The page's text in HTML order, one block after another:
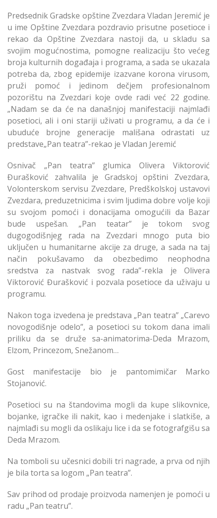
Predsednik Gradske opštine Zvezdara Vladan Jeremić je
u ime Opštine Zvezdara pozdravio prisutne posetioce i
rekao da Opštine Zvezdara nastoji da, u skladu sa
svojim mogućnostima, pomogne realizaciju što većeg
broja kulturnih događaja i programa, a sada se ukazala
potreba da, zbog epidemije izazvane korona virusom,
pruži pomoć i jedinom dečjem profesionalnom
pozorištu na Zvezdari koje ovde radi već 22 godine.
„Nadam se da će na današnjoj manifestaciji najmlađi
posetioci, ali i oni stariji uživati u programu, a da će i
ubuduće brojne generacije mališana odrastati uz
predstave„Pan teatra”-rekao je Vladan Jeremić
Osnivač „Pan teatra” glumica Olivera Viktorović
Đurašković zahvalila je Gradskoj opštini Zvezdara,
Volonterskom servisu Zvezdare, Predškolskoj ustavovi
Zvezdara, preduzetnicima i svim ljudima dobre volje koji
su svojom pomoći i donacijama omogućili da Bazar
bude uspešan. „Pan teatar” je tokom svog
dugogodišnjeg rada na Zvezdari mnogo puta bio
uključen u humanitarne akcije za druge, a sada na taj
način pokušavamo da obezbedimo neophodna
sredstva za nastvak svog rada”-rekla je Olivera
Viktorović Đurašković i pozvala posetioce da uživaju u
programu.
Nakon toga izvedena je predstava „Pan teatra” „Carevo
novogodišnje odelo”, a posetioci su tokom dana imali
priliku da se druže sa-animatorima-Deda Mrazom,
Elzom, Princezom, Snežanom…
Gost manifestacije bio je pantomimičar Marko
Stojanović.
Posetioci su na štandovima mogli da kupe slikovnice,
bojanke, igračke ili nakit, kao i medenjake i slatkiše, a
najmlađi su mogli da oslikaju lice i da se fotografgišu sa
Deda Mrazom.
Na tomboli su učesnici dobili tri nagrade, a prva od njih
je bila torta sa logom „Pan teatra”.
Sav prihod od prodaje proizvoda namenjen je pomoći u
radu „Pan teatru”.